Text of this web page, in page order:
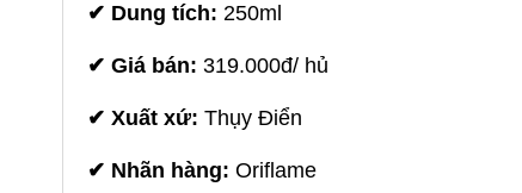
✔ Dung tích: 250ml
✔ Giá bán: 319.000đ/ hủ
✔ Xuất xứ: Thụy Điển
✔ Nhãn hàng: Oriflame